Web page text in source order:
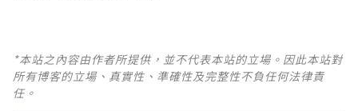
*本站之內容由作者所提供，並不代表本站的立場。因此本站對
所有博客的立場、真實性、準確性及完整性不負任何法律責
任。